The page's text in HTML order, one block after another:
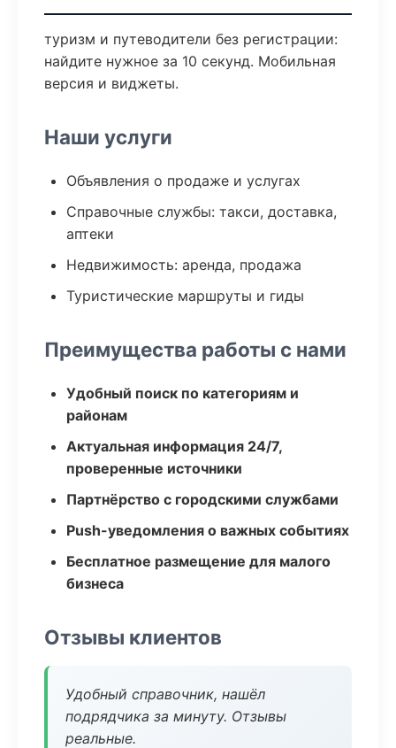
туризм и путеводители без регистрации:
найдите нужное за 10 секунд. Мобильная
версия и виджеты.
Наши услуги
Объявления о продаже и услугах
Справочные службы: такси, доставка,
аптеки
Недвижимость: аренда, продажа
Туристические маршруты и гиды
Преимущества работы с нами
Удобный поиск по категориям и
районам
Актуальная информация 24/7,
проверенные источники
Партнёрство с городскими службами
Push-уведомления о важных событиях
Бесплатное размещение для малого
бизнеса
Отзывы клиентов
Удобный справочник, нашёл
подрядчика за минуту. Отзывы
реальные.